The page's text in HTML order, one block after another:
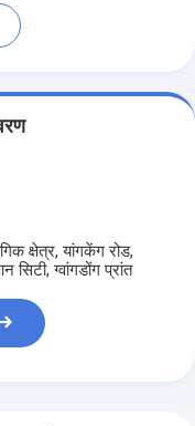
क्षेत्र, यांगकेंग रोड,
ग्वांगडोंग प्रांत